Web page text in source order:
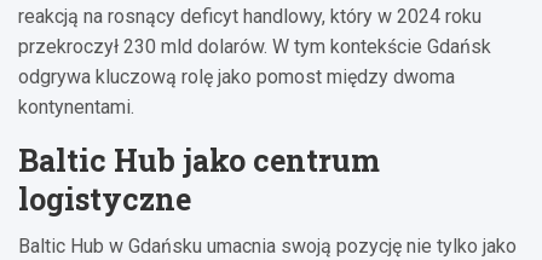
reakcją na rosnący deficyt handlowy, który w 2024 roku
przekroczył 230 mld dolarów. W tym kontekście Gdańsk
odgrywa kluczową rolę jako pomost między dwoma
kontynentami.
Baltic Hub jako centrum
logistyczne
Baltic Hub w Gdańsku umacnia swoją pozycję nie tylko jako